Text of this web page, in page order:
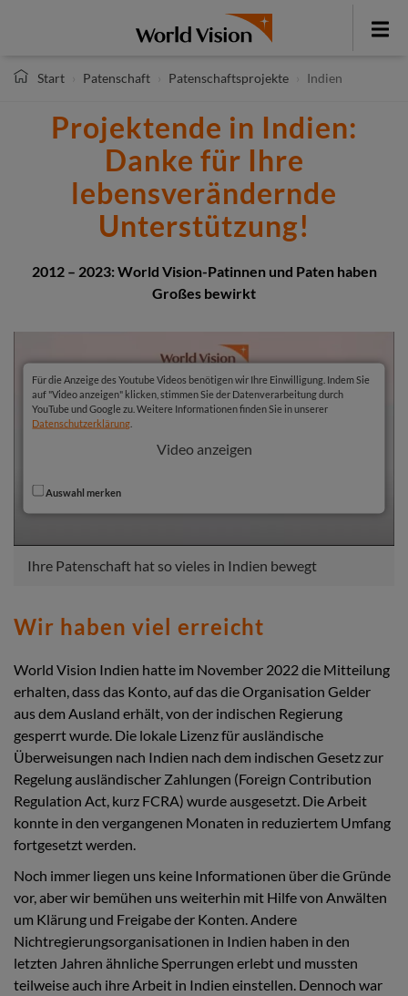
Toggle
Start
Patenschaft Patenschaftsprojekte Indien
Projektende in Indien:
Danke für Ihre
lebensverändernde
Unterstützung!
2012 – 2023: World Vision-Patinnen und Paten haben
Großes bewirkt
Für die Anzeige des Youtube Videos benötigen wir Ihre Einwilligung. Indem Sie
auf "Video anzeigen" klicken, stimmen Sie der Datenverarbeitung durch
YouTube und Google zu. Weitere Informationen finden Sie in unserer
Datenschutzerklärung
Video anzeigen
Auswahl merken
Ihre Patenschaft hat so vieles in Indien bewegt
Wir haben viel erreicht
World Vision Indien hatte im November 2022 die Mitteilung
erhalten, dass das Konto, auf das die Organisation Gelder
aus dem Ausland erhält, von der indischen Regierung
gesperrt wurde. Die lokale Lizenz für ausländische
Überweisungen nach Indien nach dem indischen Gesetz zur
Regelung ausländischer Zahlungen (Foreign Contribution
Regulation Act, kurz FCRA) wurde ausgesetzt. Die Arbeit
konnte in den vergangenen Monaten in reduziertem Umfang
fortgesetzt werden.
Noch immer liegen uns keine Informationen über die Gründe
vor, aber wir bemühen uns weiterhin mit Hilfe von Anwälten
um Klärung und Freigabe der Konten. Andere
Nichtregierungsorganisationen in Indien haben in den
letzten Jahren ähnliche Sperrungen erlebt und mussten
teilweise auch ihre Arbeit in Indien einstellen. Dennoch war